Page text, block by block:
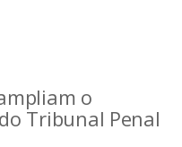
o
Tribunal Penal